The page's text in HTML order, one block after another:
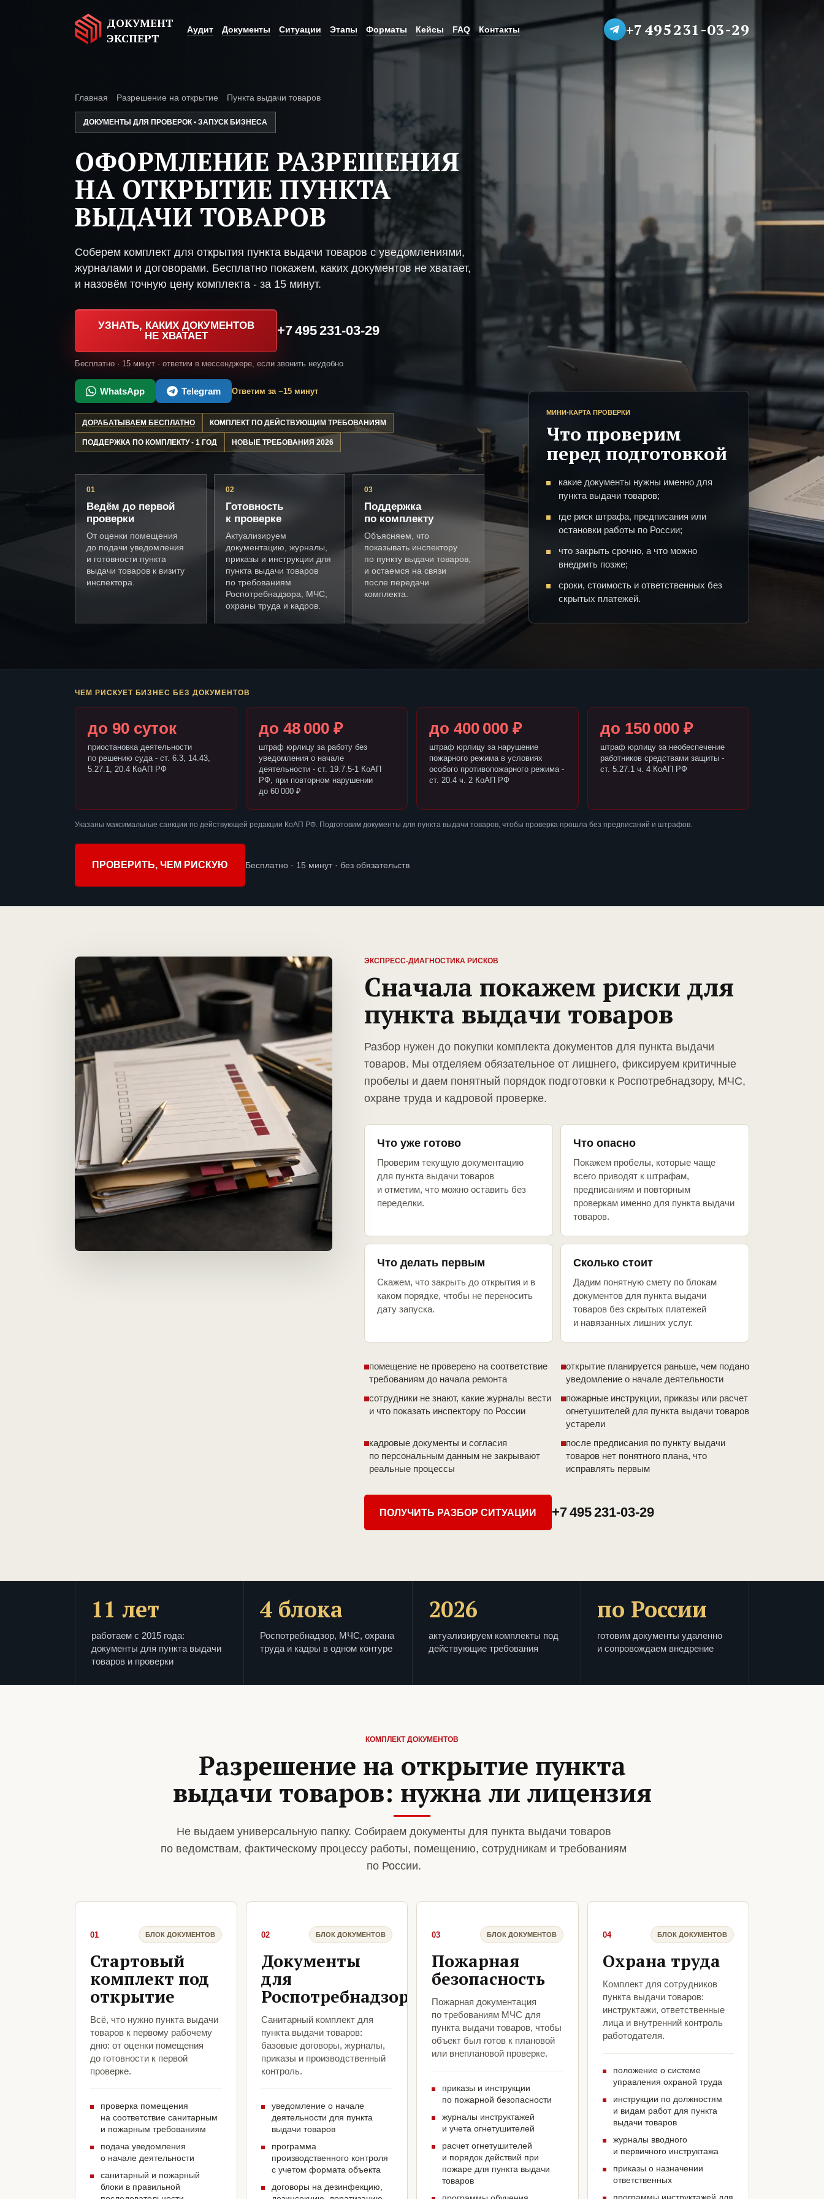
ДОКУМЕНТ
ЭКСПЕРТ
Аудит Документы Ситуации Этапы Форматы Кейсы FAQ Контакты +7 495 231-03-29
Главная Разрешение на открытие Пункта выдачи товаров
ДОКУМЕНТЫ ДЛЯ ПРОВЕРОК • ЗАПУСК БИЗНЕСА
ОФОРМЛЕНИЕ РАЗРЕШЕНИЯ
НА ОТКРЫТИЕ ПУНКТА
ВЫДАЧИ ТОВАРОВ
Соберем комплект для открытия пункта выдачи товаров с уведомлениями,
журналами и договорами. Бесплатно покажем, каких документов не хватает,
и назовём точную цену комплекта - за 15 минут.
УЗНАТЬ, КАКИХ ДОКУМЕНТОВ
НЕ ХВАТАЕТ
+7 495 231-03-29
Бесплатно · 15 минут · ответим в мессенджере, если звонить неудобно
WhatsApp Telegram Ответим за ~15 минут
ДОРАБАТЫВАЕМ БЕСПЛАТНО КОМПЛЕКТ ПО ДЕЙСТВУЮЩИМ ТРЕБОВАНИЯМ
ПОДДЕРЖКА ПО КОМПЛЕКТУ - 1 ГОД НОВЫЕ ТРЕБОВАНИЯ 2026
01
Ведём до первой
проверки
От оценки помещения
до подачи уведомления
и готовности пункта
выдачи товаров к визиту
инспектора.
02
Готовность
к проверке
Актуализируем
документацию, журналы,
приказы и инструкции для
пункта выдачи товаров
по требованиям
Роспотребнадзора, МЧС,
охраны труда и кадров.
03
Поддержка
по комплекту
Объясняем, что
показывать инспектору
по пункту выдачи товаров,
и остаемся на связи
после передачи
комплекта.
МИНИ-КАРТА ПРОВЕРКИ
Что проверим
перед подготовкой
какие документы нужны именно для
пункта выдачи товаров;
где риск штрафа, предписания или
остановки работы по России;
что закрыть срочно, а что можно
внедрить позже;
сроки, стоимость и ответственных без
скрытых платежей.
ЧЕМ РИСКУЕТ БИЗНЕС БЕЗ ДОКУМЕНТОВ
до 90 суток
приостановка деятельности
по решению суда - ст. 6.3, 14.43,
5.27.1, 20.4 КоАП РФ
до 48 000 ₽
штраф юрлицу за работу без
уведомления о начале
деятельности - ст. 19.7.5-1 КоАП
РФ, при повторном нарушении
до 60 000 ₽
до 400 000 ₽
штраф юрлицу за нарушение
пожарного режима в условиях
особого противопожарного режима -
ст. 20.4 ч. 2 КоАП РФ
до 150 000 ₽
штраф юрлицу за необеспечение
работников средствами защиты -
ст. 5.27.1 ч. 4 КоАП РФ
Указаны максимальные санкции по действующей редакции КоАП РФ. Подготовим документы для пункта выдачи товаров, чтобы проверка прошла без предписаний и штрафов.
ПРОВЕРИТЬ, ЧЕМ РИСКУЮ Бесплатно · 15 минут · без обязательств
ЭКСПРЕСС-ДИАГНОСТИКА РИСКОВ
Сначала покажем риски для
пункта выдачи товаров
Разбор нужен до покупки комплекта документов для пункта выдачи
товаров. Мы отделяем обязательное от лишнего, фиксируем критичные
пробелы и даем понятный порядок подготовки к Роспотребнадзору, МЧС,
охране труда и кадровой проверке.
Что уже готово
Проверим текущую документацию
для пункта выдачи товаров
и отметим, что можно оставить без
переделки.
Что опасно
Покажем пробелы, которые чаще
всего приводят к штрафам,
предписаниям и повторным
проверкам именно для пункта выдачи
товаров.
Что делать первым
Скажем, что закрыть до открытия и в
каком порядке, чтобы не переносить
дату запуска.
Сколько стоит
Дадим понятную смету по блокам
документов для пункта выдачи
товаров без скрытых платежей
и навязанных лишних услуг.
помещение не проверено на соответствие
требованиям до начала ремонта
открытие планируется раньше, чем подано
уведомление о начале деятельности
сотрудники не знают, какие журналы вести
и что показать инспектору по России
пожарные инструкции, приказы или расчет
огнетушителей для пункта выдачи товаров
устарели
кадровые документы и согласия
по персональным данным не закрывают
реальные процессы
после предписания по пункту выдачи
товаров нет понятного плана, что
исправлять первым
ПОЛУЧИТЬ РАЗБОР СИТУАЦИИ +7 495 231-03-29
11 лет
работаем с 2015 года:
документы для пункта выдачи
товаров и проверки
4 блока
Роспотребнадзор, МЧС, охрана
труда и кадры в одном контуре
2026
актуализируем комплекты под
действующие требования
по России
готовим документы удаленно
и сопровождаем внедрение
КОМПЛЕКТ ДОКУМЕНТОВ
Разрешение на открытие пункта
выдачи товаров: нужна ли лицензия
Не выдаем универсальную папку. Собираем документы для пункта выдачи товаров
по ведомствам, фактическому процессу работы, помещению, сотрудникам и требованиям
по России.
01 БЛОК ДОКУМЕНТОВ
Стартовый
комплект под
открытие
Всё, что нужно пункта выдачи
товаров к первому рабочему
дню: от оценки помещения
до готовности к первой
проверке.
проверка помещения
на соответствие санитарным
и пожарным требованиям
подача уведомления
о начале деятельности
санитарный и пожарный
блоки в правильной
02 БЛОК ДОКУМЕНТОВ
Документы
для
Роспотребнадзора
Санитарный комплект для
пункта выдачи товаров:
базовые договоры, журналы,
приказы и производственный
контроль.
уведомление о начале
деятельности для пункта
выдачи товаров
программа
производственного контроля
с учетом формата объекта
договоры на дезинфекцию,
03 БЛОК ДОКУМЕНТОВ
Пожарная
безопасность
Пожарная документация
по требованиям МЧС для
пункта выдачи товаров, чтобы
объект был готов к плановой
или внеплановой проверке.
приказы и инструкции
по пожарной безопасности
журналы инструктажей
и учета огнетушителей
расчет огнетушителей
и порядок действий при
пожаре для пункта выдачи
товаров
04 БЛОК ДОКУМЕНТОВ
Охрана труда
Комплект для сотрудников
пункта выдачи товаров:
инструктажи, ответственные
лица и внутренний контроль
работодателя.
положение о системе
управления охраной труда
инструкции по должностям
и видам работ для пункта
выдачи товаров
журналы вводного
и первичного инструктажа
приказы о назначении
ответственных